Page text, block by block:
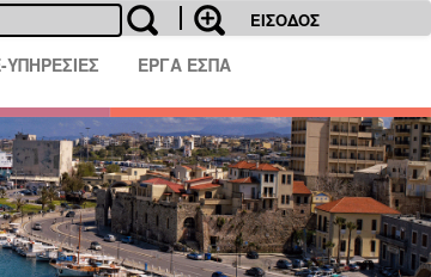
ΕΙΣΟΔΟΣ
ΥΠΗΡΕΣΙΕΣ ΕΡΓΑ ΕΣΠΑ